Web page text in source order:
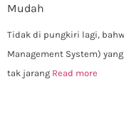
Mudah
Tidak di pungkiri lagi,
Management System)
tak jarang Read more